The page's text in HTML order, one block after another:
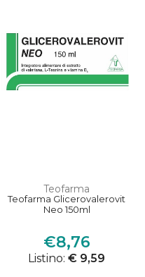
Teofarma
Teofarma Glicerovalerovit
Neo 150ml
€8,76
Listino: € 9,59